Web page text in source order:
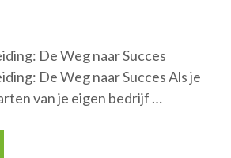
De Weg naar Succes
De Weg naar Succes Als je
van je eigen bedrijf …